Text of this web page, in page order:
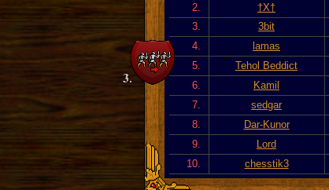
2.
†X†
3.
3bit
4.
lamas
5.
Tehol Beddict
6.
Kamil
7.
sedgar
8.
Dar-Kunor
9.
Lord
10.
chesstik3